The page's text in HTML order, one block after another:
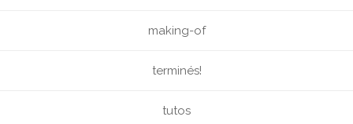
making-of
terminés!
tutos